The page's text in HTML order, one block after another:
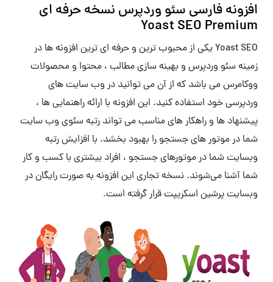
افزونه فارسی سئو وردپرس نسخه حرفه ای
Yoast SEO Premium
Yoast SEO یکی از محبوب ترین و حرفه ای ترین افزونه ها در
زمینه سئو وردپرس و بهینه سازی مطالب ، محتوا و محصولات
ووکامرس می باشد که از آن می توانید در وب سایت های
وردپرسی خود استفاده کنید. این افزونه با ارائه راهنمایی ها ،
پیشنهاد ها و راهکار های مناسب می تواند رتبه سئوی وب سایت
شما در موتور های جستجو را بهبود بخشد. با افزایش رتبه
وبسایت شما در موتورهای جستجو ، افراد بیشتری با کسب و کار
شما آشنا می‌شوند. نسخه تجاری این افزونه به صورت رایگان در
وبسایت پرشین اسکریپت قرار گرفته است.